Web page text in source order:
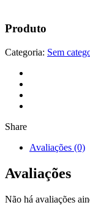
Produto
Categoria: Sem
Share
Avaliações (0)
Avaliações
Não há avaliações